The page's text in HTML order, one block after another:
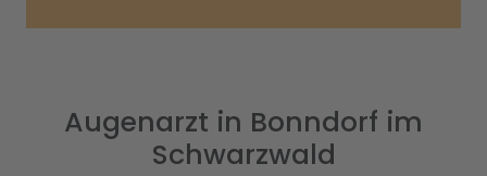
Augenarzt in Bonndorf im
Schwarzwald